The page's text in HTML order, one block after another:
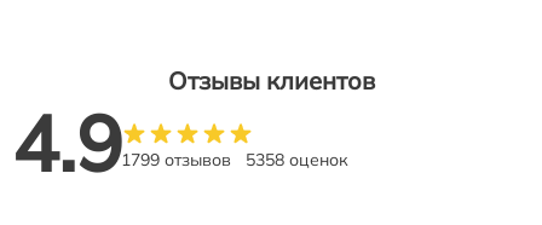
Отзывы клиентов
4.91799 отзывов 5358 оценок